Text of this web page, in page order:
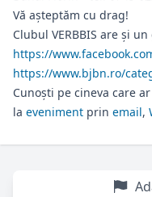
Vă aşteptăm cu drag!
Clubul VERBBIS are și
https://
https://www.bjbn.ro/
Cunoști pe cineva care
la eveniment prin email,